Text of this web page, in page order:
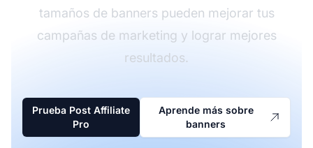
tamaños de banners pueden mejorar tus
campañas de marketing y lograr mejores
resultados.
Prueba Post Affiliate
Pro
Aprende más sobre
banners